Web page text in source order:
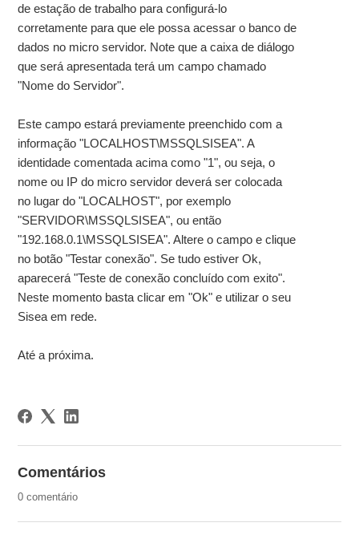
de estação de trabalho para configurá-lo
corretamente para que ele possa acessar o banco de
dados no micro servidor. Note que a caixa de diálogo
que será apresentada terá um campo chamado
"Nome do Servidor".
Este campo estará previamente preenchido com a
informação "LOCALHOST\MSSQLSISEA". A
identidade comentada acima como "1", ou seja, o
nome ou IP do micro servidor deverá ser colocada
no lugar do "LOCALHOST", por exemplo
"SERVIDOR\MSSQLSISEA", ou então
"192.168.0.1\MSSQLSISEA". Altere o campo e clique
no botão "Testar conexão". Se tudo estiver Ok,
aparecerá "Teste de conexão concluído com exito".
Neste momento basta clicar em "Ok" e utilizar o seu
Sisea em rede.
Até a próxima.
Comentários
0 comentário